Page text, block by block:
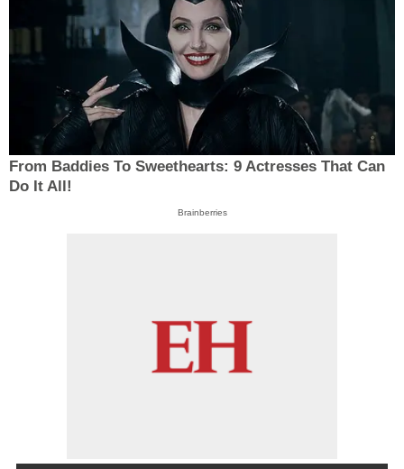
From Baddies To Sweethearts: 9 Actresses That Can
Do It All!
Brainberries